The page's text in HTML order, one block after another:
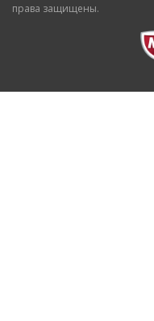
права защищены.